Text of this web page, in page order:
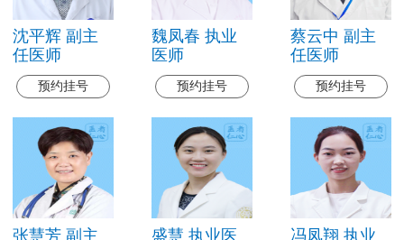
沈平辉 副主
任医师
预约挂号
魏凤春 执业
医师
预约挂号
蔡云中 副主
任医师
预约挂号
张慧芳 副主
盛慧 执业医
冯凤翔 执业